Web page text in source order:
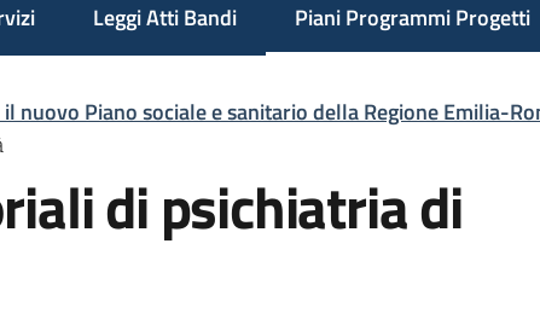
Leggi Atti Bandi Piani Programmi Progetti
Menu selezionato
nuovo Piano sociale e sanitario della Regione Emilia-
di psichiatria di